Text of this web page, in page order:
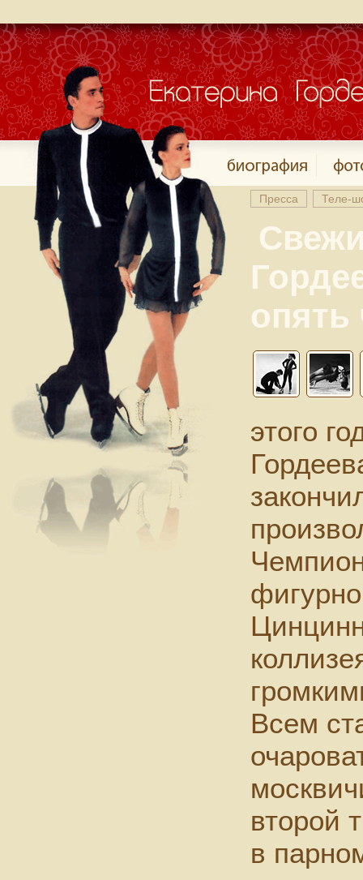
Пресса Теле-
этого
Всем
второй
в